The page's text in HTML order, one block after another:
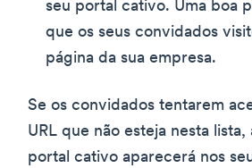
seu portal cativo. Uma boa
que os seus convidados
página da sua empresa.
Se os convidados tentarem
URL que não esteja nesta
portal cativo aparecerá nos